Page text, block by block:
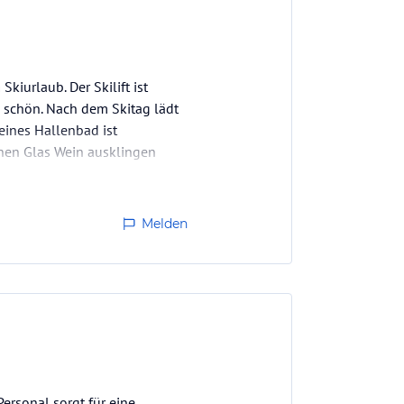
Der Skilift ist
Nach dem Skitag lädt
Hallenbad ist
Glas Wein ausklingen
Melden